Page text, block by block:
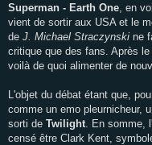
Superman - Earth One , en
vient de sortir aux USA et le
de J. Michael Straczynski ne
critique que des fans. Après
voilà de quoi alimenter de
L'objet du débat étant que,
comme un emo pleurnicheur,
sorti de Twilight . En somme,
censé être Clark Kent,